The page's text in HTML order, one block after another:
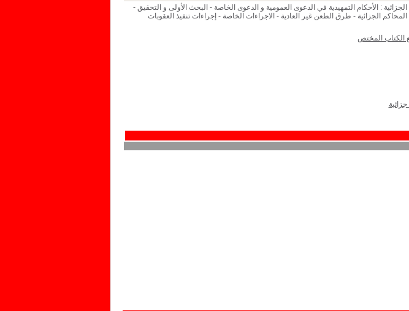
: الأحكام التمهيدية في الدعوى العمومية و الدعوى الخاصة - البحث الأولى و التحقيق -
الجزائية - طرق الطعن غير العادية - الاجراءات الخاصة - إجراءات تنفيذ العقوبات
الكتاب المختص